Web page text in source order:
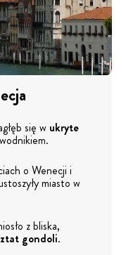
się w ukryte
o Wenecji i
miasto w
z bliska,
gondoli.